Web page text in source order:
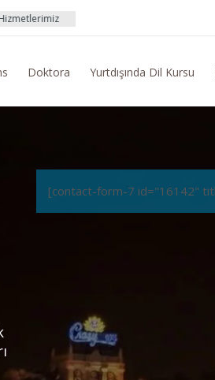
Pasaport Başvuru İşlemleri Yurtdışı
Doktora Yurtdışında Dil Kursu
[contact-form-7 id="16142"